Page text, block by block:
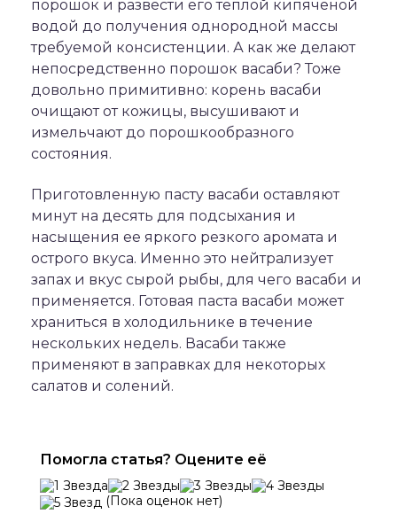
порошок и развести его тёплой кипячёной
водой до получения однородной массы
требуемой консистенции. А как же делают
непосредственно порошок васаби? Тоже
довольно примитивно: корень васаби
очищают от кожицы, высушивают и
измельчают до порошкообразного
состояния.
Приготовленную пасту васаби оставляют
минут на десять для подсыхания и
насыщения ее яркого резкого аромата и
острого вкуса. Именно это нейтрализует
запах и вкус сырой рыбы, для чего васаби и
применяется. Готовая паста васаби может
храниться в холодильнике в течение
нескольких недель. Васаби также
применяют в заправках для некоторых
салатов и солений.
Помогла статья? Оцените её
(Пока оценок нет)